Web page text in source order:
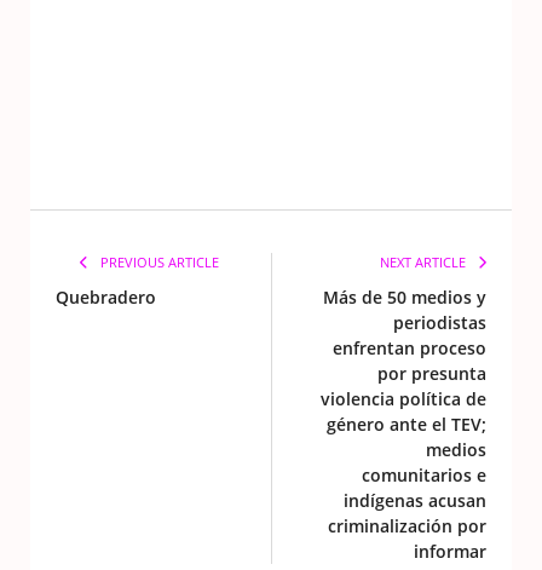
PREVIOUS ARTICLE
Quebradero
NEXT ARTICLE
Más de 50 medios y
periodistas
enfrentan proceso
por presunta
violencia política de
género ante el TEV;
medios
comunitarios e
indígenas acusan
criminalización por
informar